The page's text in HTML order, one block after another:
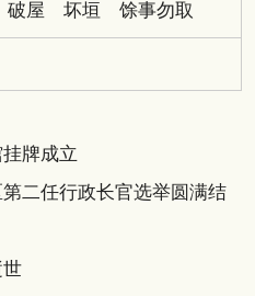
破屋 坏垣 馀事勿取
挂牌成立
第二任行政长官选举圆满结
世